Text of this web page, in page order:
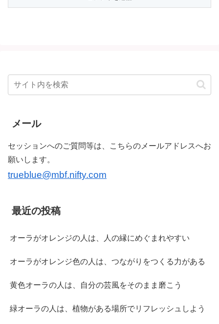
メール
セッションへのご質問等は、こちらのメールアドレスへお
願いします。
trueblue@mbf.nifty.com
最近の投稿
オーラがオレンジの人は、人の縁にめぐまれやすい
オーラがオレンジ色の人は、つながりをつくる力がある
黄色オーラの人は、自分の芸風をそのまま磨こう
緑オーラの人は、植物がある場所でリフレッシュしよう